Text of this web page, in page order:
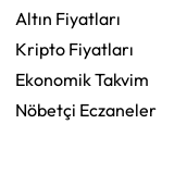
Altın Fiyatları
Kripto Fiyatları
Ekonomik Takvim
Nöbetçi Eczaneler